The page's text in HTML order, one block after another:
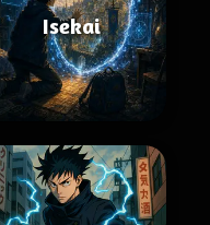
Isekai